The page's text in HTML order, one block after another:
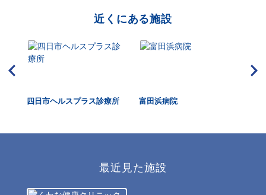
近くにある施設
四日市ヘルスプラス診療所 富田浜病院
最近見た施設